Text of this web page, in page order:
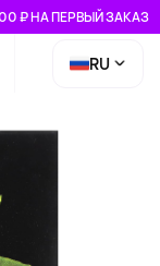
₽ НА ПЕРВЫЙ ЗАКАЗ
RU